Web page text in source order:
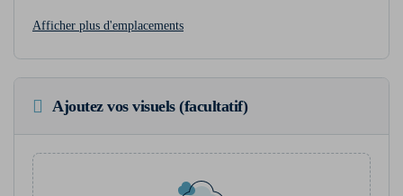
Afficher plus d'emplacements
Ajoutez vos visuels (facultatif)